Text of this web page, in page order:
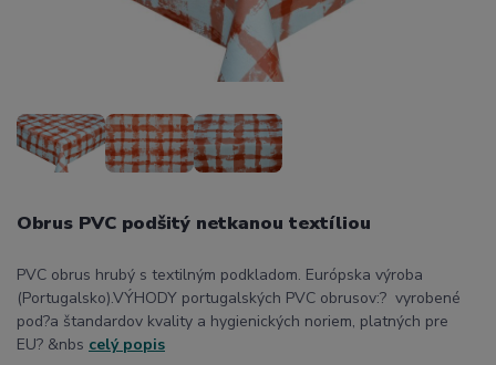
Obrus PVC podšitý netkanou textíliou
PVC obrus hrubý s textilným podkladom. Európska výroba
(Portugalsko).VÝHODY portugalských PVC obrusov:? vyrobené
pod?a štandardov kvality a hygienických noriem, platných pre
EU? &nbs celý popis